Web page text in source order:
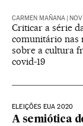
CARMEN MAÑANA
Criticar a série
comunitário nas
sobre a cultura
covid-19
ELEIÇÕES EUA 2020
A semiótica